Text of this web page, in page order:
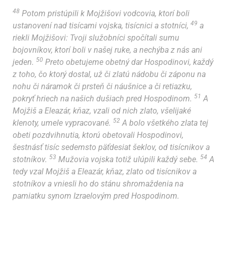
48 Potom pristúpili k Mojžišovi vodcovia, ktorí boli
ustanovení nad tisícami vojska, tisícnici a stotníci, 49 a
riekli Mojžišovi: Tvoji služobníci spočítali sumu
bojovníkov, ktorí boli v našej ruke, a nechýba z nás ani
jeden. 50 Preto obetujeme obetný dar Hospodinovi, každý
z toho, čo ktorý dostal, už či zlatú nádobu či záponu na
nohu či náramok či prsteň či náušnice a či retiazku,
pokryť hriech na našich dušiach pred Hospodinom. 51 A
Mojžiš a Eleazár, kňaz, vzali od nich zlato, všelijaké
klenoty, umele vypracované. 52 A bolo všetkého zlata tej
obeti pozdvihnutia, ktorú obetovali Hospodinovi,
šestnásť tisíc sedemsto päťdesiat šeklov, od tisícnikov a
stotníkov. 53 Mužovia vojska totiž ulúpili každý sebe. 54 A
tedy vzal Mojžiš a Eleazár, kňaz, zlato od tisícnikov a
stotníkov a vniesli ho do stánu shromaždenia na
pamiatku synom Izraelovým pred Hospodinom.